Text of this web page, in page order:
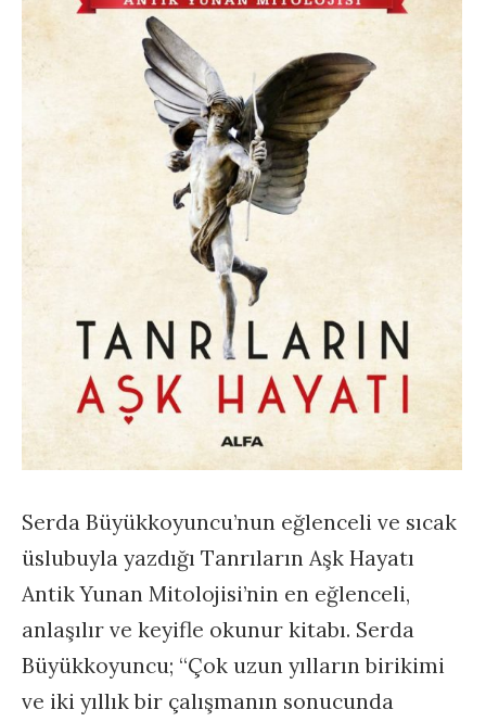
Serda Büyükkoyuncu’nun eğlenceli ve sıcak
üslubuyla yazdığı Tanrıların Aşk Hayatı
Antik Yunan Mitolojisi’nin en eğlenceli,
anlaşılır ve keyifle okunur kitabı. Serda
Büyükkoyuncu; “Çok uzun yılların birikimi
ve iki yıllık bir çalışmanın sonucunda